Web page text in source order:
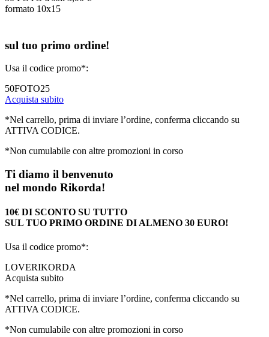
formato 10x15
sul tuo primo ordine!
Usa il codice promo*:
50FOTO25
Acquista subito
*Nel carrello, prima di inviare l’ordine, conferma cliccando su
ATTIVA CODICE.
*Non cumulabile con altre promozioni in corso
Ti diamo il benvenuto
nel mondo Rikorda!
10€ DI SCONTO SU TUTTO
SUL TUO PRIMO ORDINE DI ALMENO 30 EURO!
Usa il codice promo*:
LOVERIKORDA
Acquista subito
*Nel carrello, prima di inviare l’ordine, conferma cliccando su
ATTIVA CODICE.
*Non cumulabile con altre promozioni in corso